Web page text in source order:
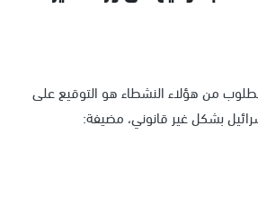
من هؤلاء النشطاء هو التوقيع على
بشكل غير قانوني، مضيفة: